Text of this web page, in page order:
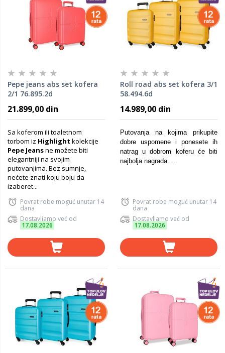
Pepe jeans abs set kofera
2/1 76.895.2d
21.899,00 din
Sa koferom ili toaletnom
torbom iz Highlight kolekcije
Pepe Jeansne možete biti
elegantniji na svojim
putovanjima. Bez sumnje,
nećete znati koju boju da
izaberet...
Povrat robe moguć unutar 14
dana
Dostavljamo već od
17.08.2026
Roll road abs set kofera 3/1
58.494.6d
14.989,00 din
Putovanja na kojima prikupite
dobre uspomene i ponesete ih
natrag u dobrom koferu će biti
najbolja nagrada. ...
Povrat robe moguć unutar 14
dana
Dostavljamo već od
17.08.2026